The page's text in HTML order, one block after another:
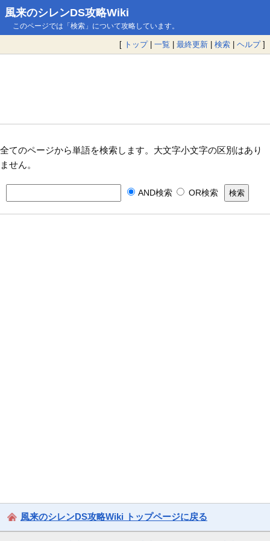
風来のシレンDS攻略Wiki
このページでは「検索」について攻略しています。
[ トップ| 一覧 | 最終更新 | 検索 | ヘルプ]
全てのページから単語を検索します。大文字小文字の区別はあり
ません。
AND検索 OR検索
風来のシレンDS攻略Wiki トップページに戻る